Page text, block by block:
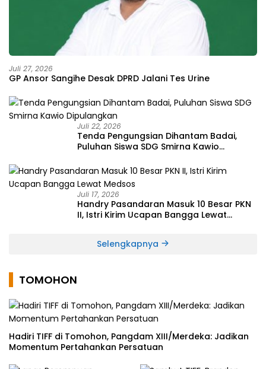
Juli 27, 2026
GP Ansor Sangihe Desak DPRD Jalani Tes Urine
Juli 22, 2026
Tenda Pengungsian Dihantam Badai,
Puluhan Siswa SDG Smirna Kawio
Juli 17, 2026
Handry Pasandaran Masuk 10 Besar PKN
II, Istri Kirim Ucapan Bangga Lewat
Selengkapnya
TOMOHON
Hadiri TIFF di Tomohon, Pangdam XIII/Merdeka: Jadikan
Momentum Pertahankan Persatuan